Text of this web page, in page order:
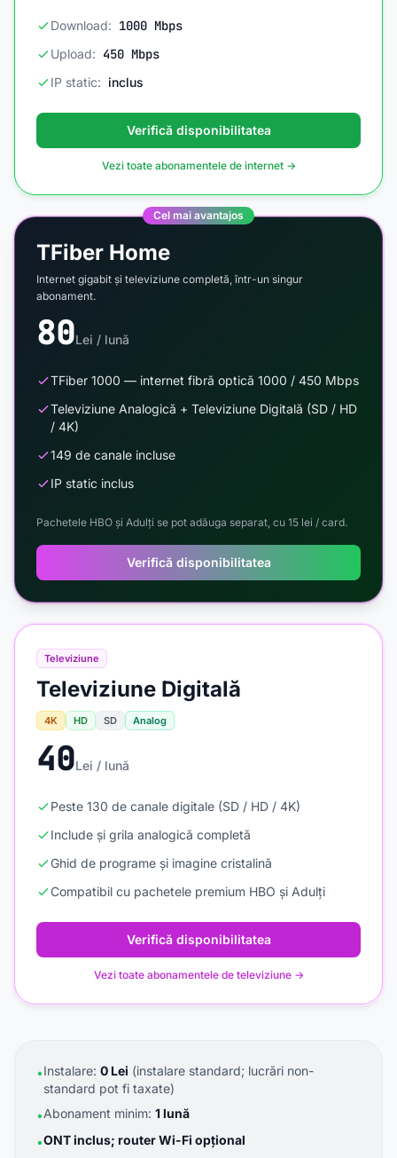
Download: 1000 Mbps
Upload: 450 Mbps
IP static: inclus
Verifică disponibilitatea
Vezi toate abonamentele de internet →
Televiziune
Televiziune Digitală
4K HD SD Analog
40Lei / lună
Peste 130 de canale digitale (SD / HD / 4K)
Include și grila analogică completă
Ghid de programe și imagine cristalină
Compatibil cu pachetele premium HBO și Adulți
Verifică disponibilitatea
Vezi toate abonamentele de televiziune →
Cel mai avantajos
TFiber Home
Internet gigabit și televiziune completă, într-un singur
abonament.
80Lei / lună
TFiber 1000 — internet fibră optică 1000 / 450 Mbps
Televiziune Analogică + Televiziune Digitală (SD / HD
/ 4K)
149 de canale incluse
IP static inclus
Pachetele HBO și Adulți se pot adăuga separat, cu 15 lei / card.
Verifică disponibilitatea
•Instalare: 0 Lei (instalare standard; lucrări non-
standard pot fi taxate)
•Abonament minim: 1 lună
•ONT inclus; router Wi-Fi opțional